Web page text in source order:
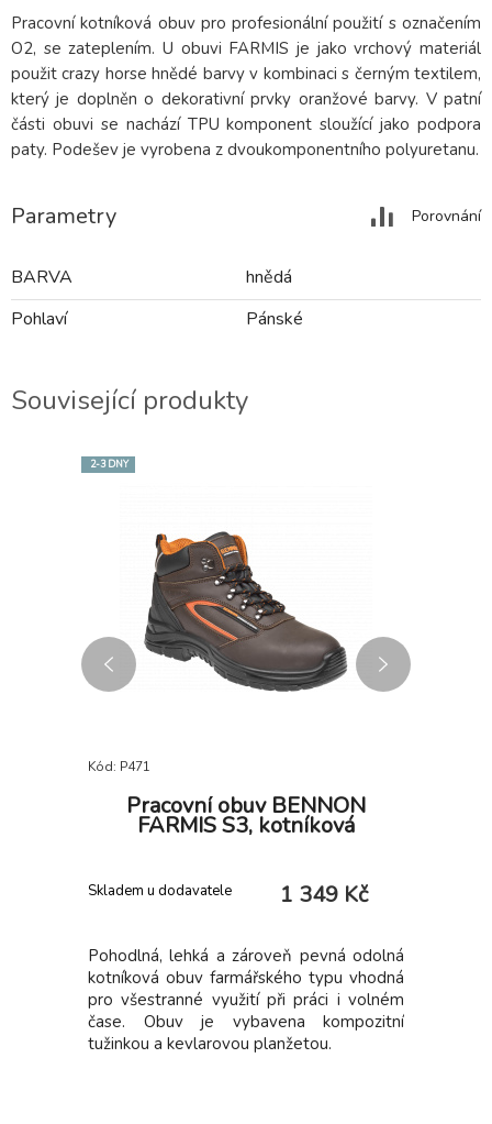
Pracovní kotníková obuv pro profesionální použití s označením
O2, se zateplením. U obuvi FARMIS je jako vrchový materiál
použit crazy horse hnědé barvy v kombinaci s černým textilem,
který je doplněn o dekorativní prvky oranžové barvy. V patní
části obuvi se nachází TPU komponent sloužící jako podpora
paty. Podešev je vyrobena z dvoukomponentního polyuretanu.
Parametry Porovnání
BARVA
hnědá
Pohlaví
Pánské
Související produkty
2-3 DNY
Kód: P471
Pracovní obuv BENNON
FARMIS S3, kotníková
Skladem u dodavatele 1 349 Kč
Pohodlná, lehká a zároveň pevná odolná
kotníková obuv farmářského typu vhodná
pro všestranné využití při práci i volném
čase. Obuv je vybavena kompozitní
tužinkou a kevlarovou planžetou.